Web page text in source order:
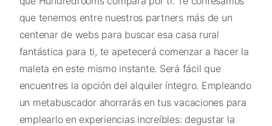
que tenemos entre nuestros partners más de un
centenar de webs para buscar esa casa rural
fantástica para ti, te apetecerá comenzar a hacer la
maleta en este mismo instante. Será fácil que
encuentres la opción del alquiler íntegro. Empleando
un metabuscador ahorrarás en tus vacaciones para
emplearlo en experiencias increíbles: degustar la